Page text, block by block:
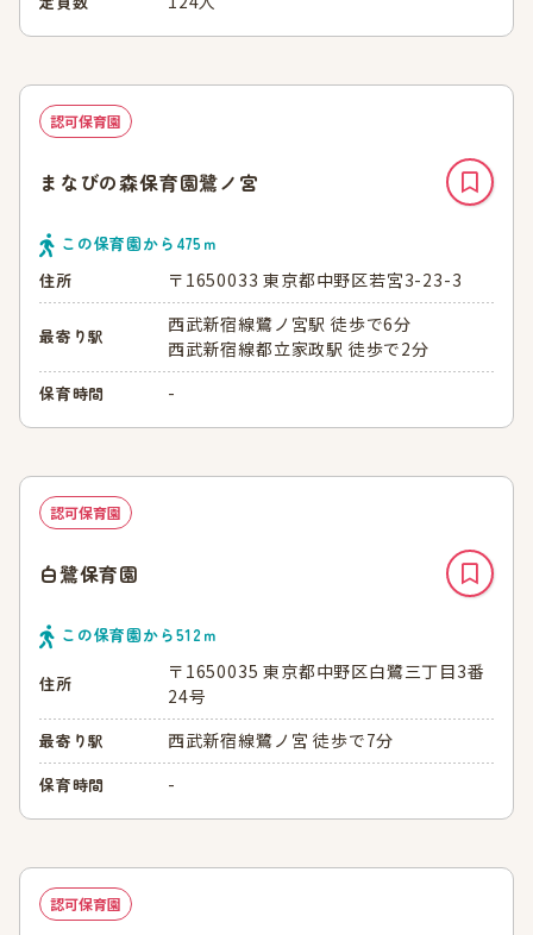
認可保育園
まなびの森保育園鷺ノ宮
この保育園から 475ｍ
住所
〒1650033 東京都中野区若宮3-23-3
最寄り駅
西武新宿線鷺ノ宮駅 徒歩で6分
西武新宿線都立家政駅 徒歩で2分
保育時間 -
認可保育園
白鷺保育園
この保育園から512ｍ
住所
〒1650035 東京都中野区白鷺三丁目3番
24号
最寄り駅 西武新宿線鷺ノ宮 徒歩で7分
保育時間 -
認可保育園